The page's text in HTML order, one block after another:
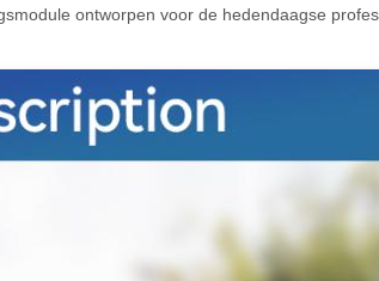
ontworpen voor de hedendaagse